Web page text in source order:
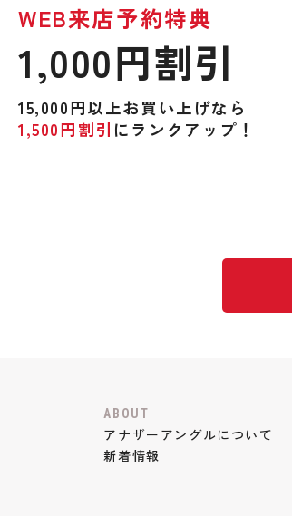
WEB来店予約特典
1,000円割引
15,000円以上お買い上げなら
1,500円割引 にランクアップ！
ABOUT
アナザーアングルについて
新着情報